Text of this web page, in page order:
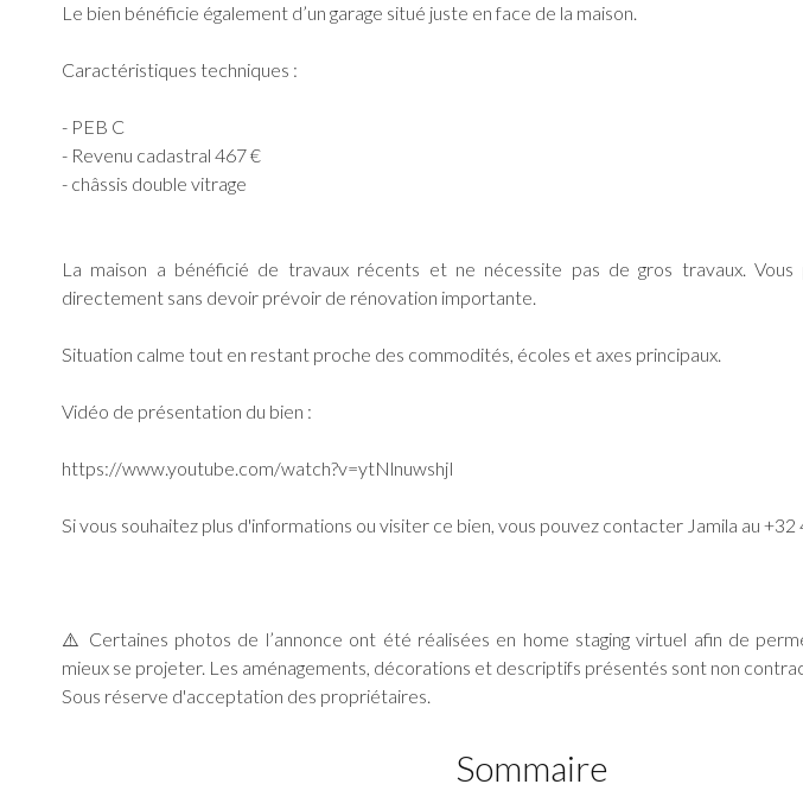
Le bien bénéficie également d’un garage situé juste en face de la maison.
Caractéristiques techniques :
- PEB C
- Revenu cadastral 467 €
- châssis double vitrage
La maison a bénéficié de travaux récents et ne nécessite pas de gros travaux.
directement sans devoir prévoir de rénovation importante.
Situation calme tout en restant proche des commodités, écoles et axes principaux.
Vidéo de présentation du bien :
https://www.youtube.com/watch?v=ytNlnuwshjI
Si vous souhaitez plus d'informations ou visiter ce bien, vous pouvez contacter Jamila au
⚠️ Certaines photos de l’annonce ont été réalisées en home staging virtuel afin de
mieux se projeter. Les aménagements, décorations et descriptifs présentés sont non
Sous réserve d'acceptation des propriétaires.
Sommaire